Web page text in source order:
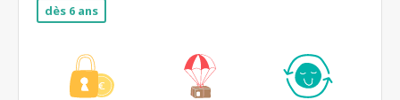
dès 6 ans